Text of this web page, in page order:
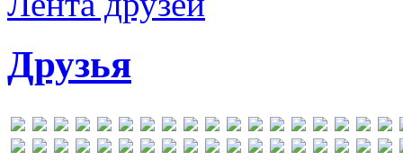
Друзья